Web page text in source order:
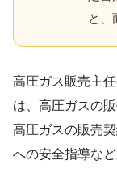
と、
高圧ガス販売主
は、高圧ガスの
高圧ガスの販売
への安全指導など